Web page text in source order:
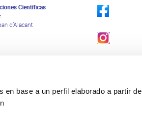
base a un perfil elaborado a partir de
Científicas
d’Alacant